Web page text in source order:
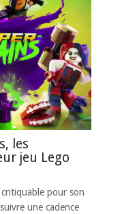
les
jeu Lego
pour son
une cadence